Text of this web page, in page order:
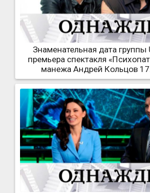
Знаменательная дата группы
премьера спектакля
манежа Андрей Кольцов